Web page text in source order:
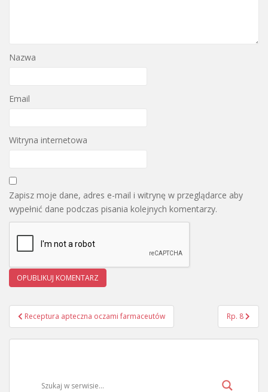
Nazwa
Email
Witryna internetowa
Zapisz moje dane, adres e-mail i witrynę w przeglądarce aby
wypełnić dane podczas pisania kolejnych komentarzy.
Nawigacja wpisu
Receptura apteczna oczami farmaceutów Rp. 8